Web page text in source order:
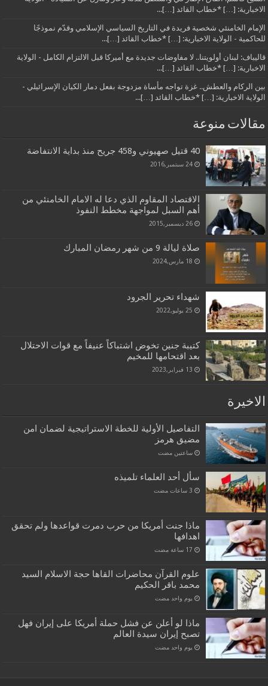
الاخبارية: […] *خطاب القائد […]...
الإمام الخامنئي شخصية فريدة في التاريخ السياسي الإسلامي وقدّم نموذجًا
للحاكمية - الولاية الاخبارية: […] *خطاب القائد […]...
قاليباف: لبنان أولويتنا.. لا مفاوضات جديدة مع أميركا قبل الالتزام الكامل - الولاية
الاخبارية: […] *خطاب القائد […]...
بين الركام والعطش.. غزة تواجه مأساة مزدوجة بفعل دمار الكيان الإسرائيلي -
الولاية الاخبارية: […] *خطاب القائد […]...
مقالات منوعة
40 قتيل صهيوني و458 جريح منذ بداية الانتفاضة
24 سبتمبر,2016
الاقتصاد المقاوم الذي دعا له الامام الخامنئي من
أهم السبل لمواجهة مخطط النفوذ
26 ديسمبر,2015
صلاة ليالة 9 من شهر رمضان المبارك
18 مارس,2024
شهداء تحرير الجرود
25 يوليو,2022
كتيبة جنين تخوض اشتباكاً عنيفاً مع قوات الاحتلال
بعد اقتحامها للمخيم
13 فبراير,2023
الاخيرة
التفاصيل الأولية للخطة الاستراتيجية لضمان امن
مضيق هرمز
‏ساعتين مضت
سأل أحد العلماء تلميذه
ماذا جنت أمريكا من حرب دمرت قواعدها ولم تحقق
اهدافها
علوم القرآن محاضرات القاها حجة الاسلام السيد
محمد باقر الحكيم
‏يوم واحد مضت
ماذا لو أعلن عن فشل حملة أمريكا على إيران فهل
تصبح إيران سيدة العالم
‏يوم واحد مضت